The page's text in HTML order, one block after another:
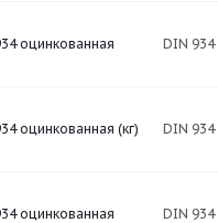
оцинкованная DIN 934
оцинкованная (кг) DIN 934
оцинкованная DIN 934